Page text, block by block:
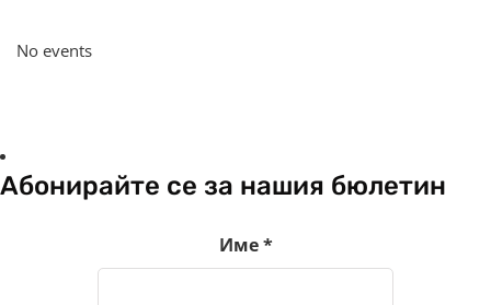
No events
Абонирайте се за нашия бюлетин
Име*